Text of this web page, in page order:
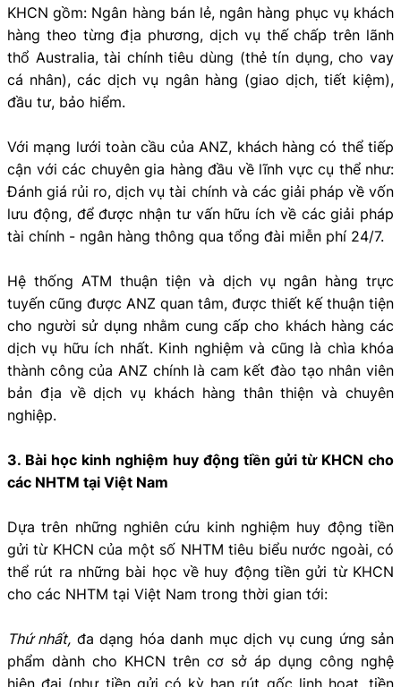
KHCN gồm: Ngân hàng bán lẻ, ngân hàng phục vụ khách
hàng theo từng địa phương, dịch vụ thế chấp trên lãnh
thổ Australia, tài chính tiêu dùng (thẻ tín dụng, cho vay
cá nhân), các dịch vụ ngân hàng (giao dịch, tiết kiệm),
đầu tư, bảo hiểm.
Với mạng lưới toàn cầu của ANZ, khách hàng có thể tiếp
cận với các chuyên gia hàng đầu về lĩnh vực cụ thể như:
Đánh giá rủi ro, dịch vụ tài chính và các giải pháp về vốn
lưu động, để được nhận tư vấn hữu ích về các giải pháp
tài chính - ngân hàng thông qua tổng đài miễn phí 24/7.
Hệ thống ATM thuận tiện và dịch vụ ngân hàng trực
tuyến cũng được ANZ quan tâm, được thiết kế thuận tiện
cho người sử dụng nhằm cung cấp cho khách hàng các
dịch vụ hữu ích nhất. Kinh nghiệm và cũng là chìa khóa
thành công của ANZ chính là cam kết đào tạo nhân viên
bản địa về dịch vụ khách hàng thân thiện và chuyên
nghiệp.
3. Bài học kinh nghiệm huy động tiền gửi từ KHCN cho
các NHTM tại Việt Nam
Dựa trên những nghiên cứu kinh nghiệm huy động tiền
gửi từ KHCN của một số NHTM tiêu biểu nước ngoài, có
thể rút ra những bài học về huy động tiền gửi từ KHCN
cho các NHTM tại Việt Nam trong thời gian tới:
Thứ nhất, đa dạng hóa danh mục dịch vụ cung ứng sản
phẩm dành cho KHCN trên cơ sở áp dụng công nghệ
hiện đại (như tiền gửi có kỳ hạn rút gốc linh hoạt, tiền